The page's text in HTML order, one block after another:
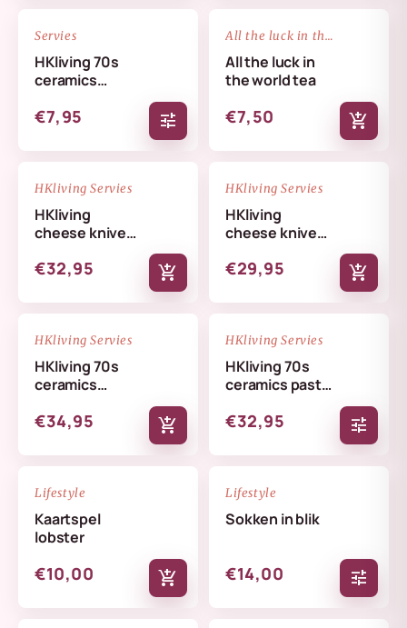
Servies
HKliving 70s
ceramics
€7,95 tune
All the luck in the world
All the luck in
the world tea
€7,50 add_shopping_cart
NIEUW
HKliving Servies
HKliving
cheese knives
€32,95 add_shopping_cart
NIEUW
HKliving Servies
HKliving
cheese knives
€29,95 add_shopping_cart
NIEUW
HKliving Servies
HKliving 70s
ceramics
skyline
€34,95 add_shopping_cart
NIEUW
HKliving Servies
HKliving 70s
ceramics pasta
€32,95 tune
NIEUW
Lifestyle
Kaartspel
lobster
€10,00 add_shopping_cart
NIEUW
Lifestyle
Sokken in blik
€14,00 tune